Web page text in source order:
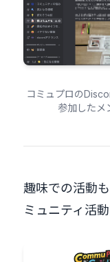
コミュプロの
参加したメ
趣味での活動
ミュニティ活